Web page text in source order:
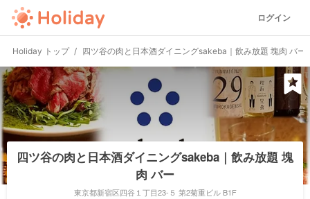
ログイン
Holiday トップ 四ツ谷の肉と日本酒ダイニングsakeba｜飲み放題 塊肉 バー
四ツ谷の肉と日本酒ダイニングsakeba｜飲み放題 塊
肉 バー
東京都新宿区四谷１丁目23-５ 第2菊重ビル B1F